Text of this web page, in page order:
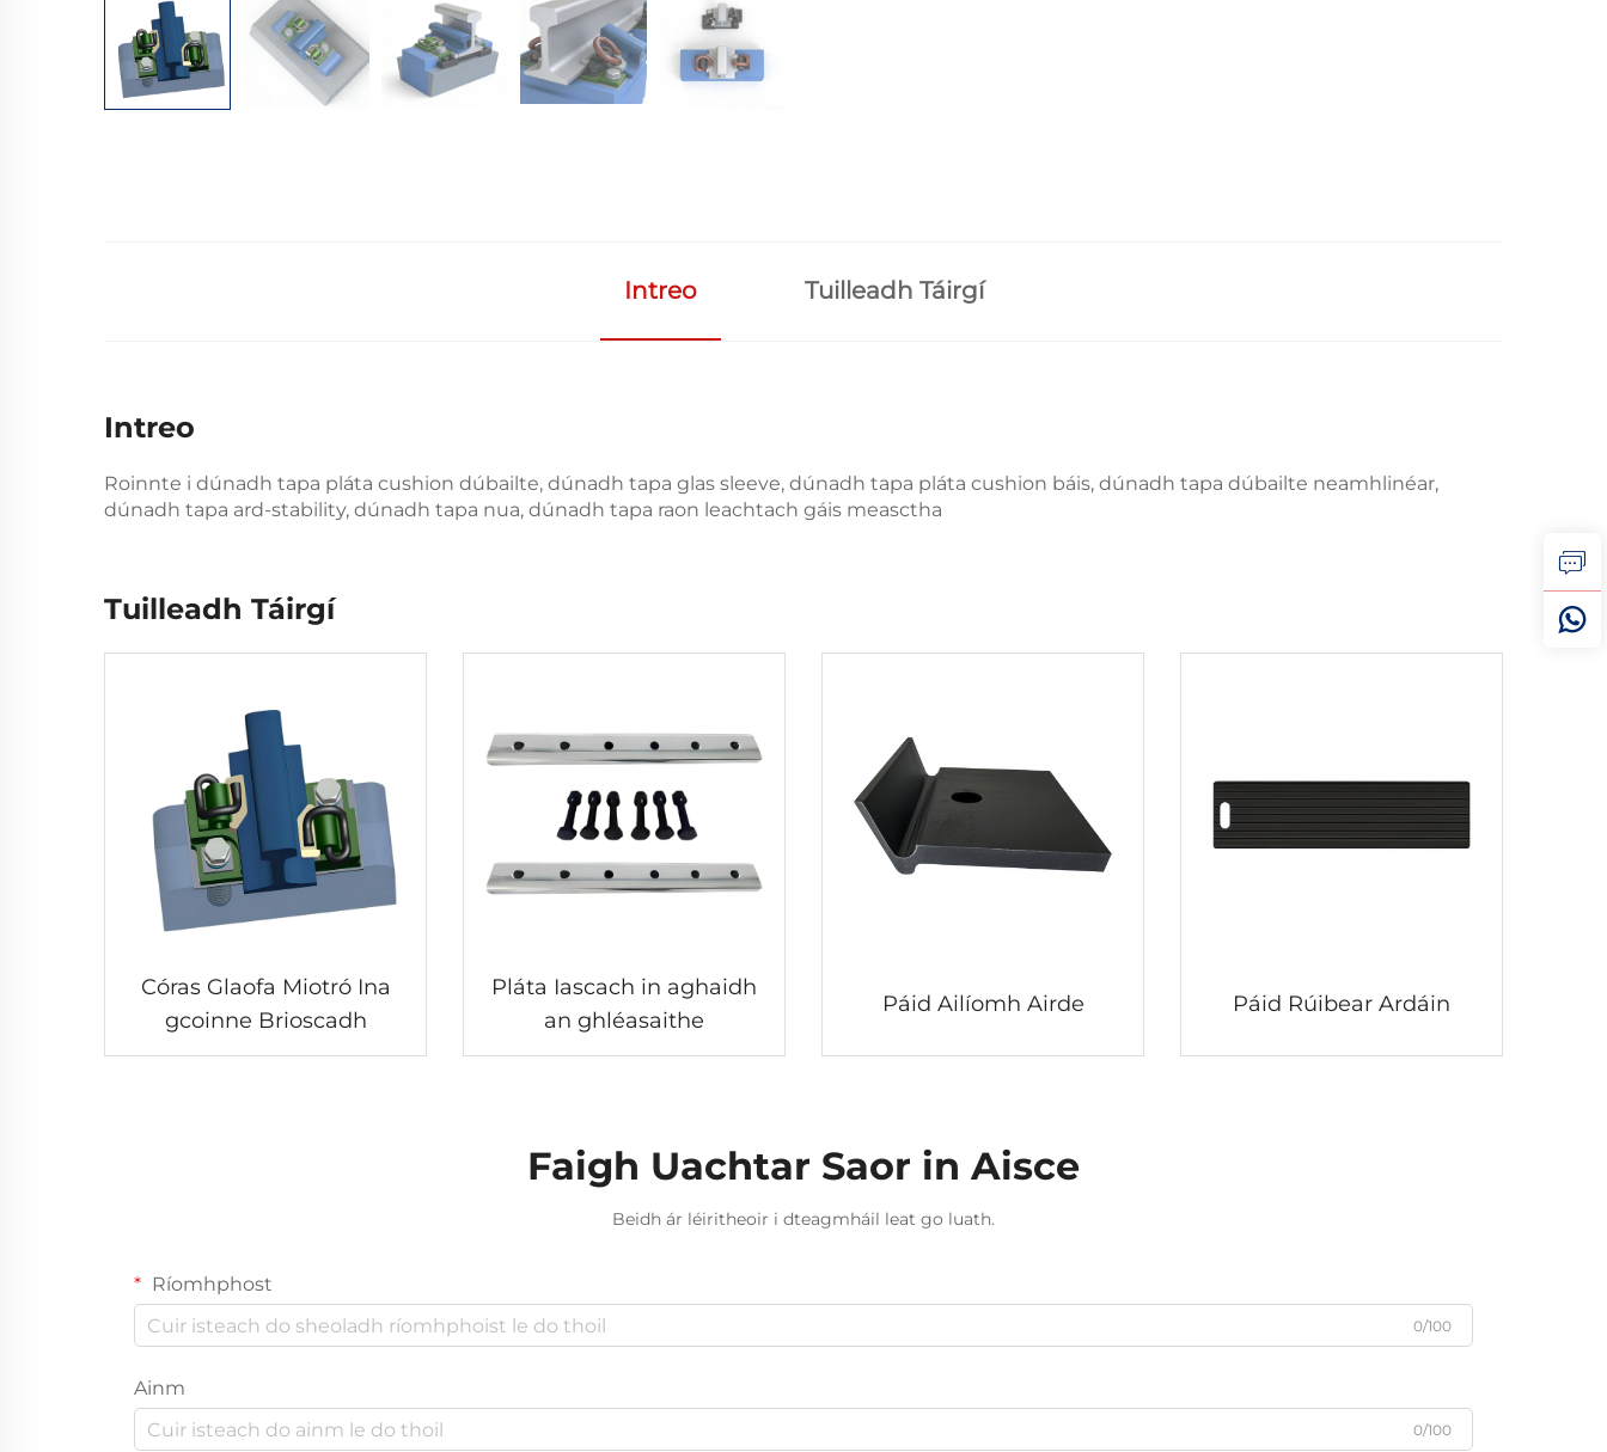
Intreo Tuilleadh Táirgí
Intreo
Roinnte i dúnadh tapa pláta cushion dúbailte, dúnadh tapa glas sleeve, dúnadh tapa pláta cushion báis, dúnadh tapa dúbailte neamhlinéar,
dúnadh tapa ard-stability, dúnadh tapa nua, dúnadh tapa raon leachtach gáis measctha
Tuilleadh Táirgí
Córas Glaofa Miotró Ina
gcoinne Brioscadh
Pláta Iascach in aghaidh
an ghléasaithe
Páid Ailíomh Airde Páid Rúibear Ardáin
Faigh Uachtar Saor in Aisce
Beidh ár léiritheoir i dteagmháil leat go luath.
Ríomhphost
0/100
Ainm
0/100